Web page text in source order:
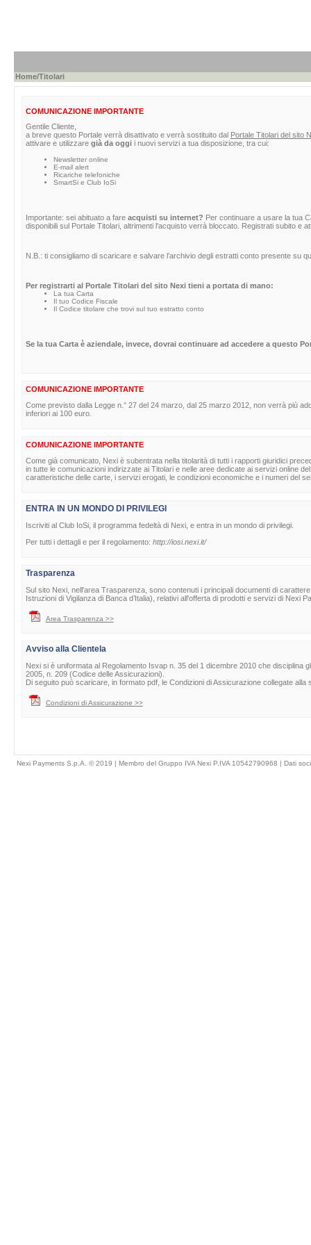
Home/Titolari
COMUNICAZIONE IMPORTANTE
Gentile Cliente,
a breve questo Portale verrà disattivato e verrà sostituito dal Portale Titolari del sito
attivare e utilizzare già da oggii nuovi servizi a tua disposizione, tra cui:
Newsletter online
E-mail alert
Ricariche telefoniche
SmartSi e Club IoSi
Importante: sei abituato a fare acquisti su internet? Per continuare a usare la tua
disponibili sul Portale Titolari, altrimenti l'acquisto verrà bloccato. Registrati subito e
N.B.: ti consigliamo di scaricare e salvare l’archivio degli estratti conto presente su
Per registrarti al Portale Titolari del sito Nexi tieni a portata di mano:
La tua Carta
Il tuo Codice Fiscale
Il Codice titolare che trovi sul tuo estratto conto
Se la tua Carta è aziendale, invece, dovrai continuare ad accedere a questo
COMUNICAZIONE IMPORTANTE
Come previsto dalla Legge n.° 27 del 24 marzo, dal 25 marzo 2012, non verrà più
inferiori ai 100 euro.
COMUNICAZIONE IMPORTANTE
Come già comunicato, Nexi è subentrata nella titolarità di tutti i rapporti giuridici
in tutte le comunicazioni indirizzate ai Titolari e nelle aree dedicate ai servizi online
caratteristiche delle carte, i servizi erogati, le condizioni economiche e i numeri del
ENTRA IN UN MONDO DI PRIVILEGI
Iscriviti al Club IoSi, il programma fedeltà di Nexi, e entra in un mondo di privilegi.
Per tutti i dettagli e per il regolamento: http://iosi.nexi.it/
Trasparenza
Sul sito Nexi, nell'area Trasparenza, sono contenuti i principali documenti di
Istruzioni di Vigilanza di Banca d’Italia), relativi all'offerta di prodotti e servizi di Nexi
Area Trasparenza >>
Avviso alla Clientela
Nexi si è uniformata al Regolamento Isvap n. 35 del 1 dicembre 2010 che disciplina
2005, n. 209 (Codice delle Assicurazioni).
Di seguito può scaricare, in formato pdf, le Condizioni di Assicurazione collegate
Condizioni di Assicurazione >>
Nexi Payments S.p.A. © 2019 | Membro del Gruppo IVA Nexi P.IVA 10542790968 | Dati